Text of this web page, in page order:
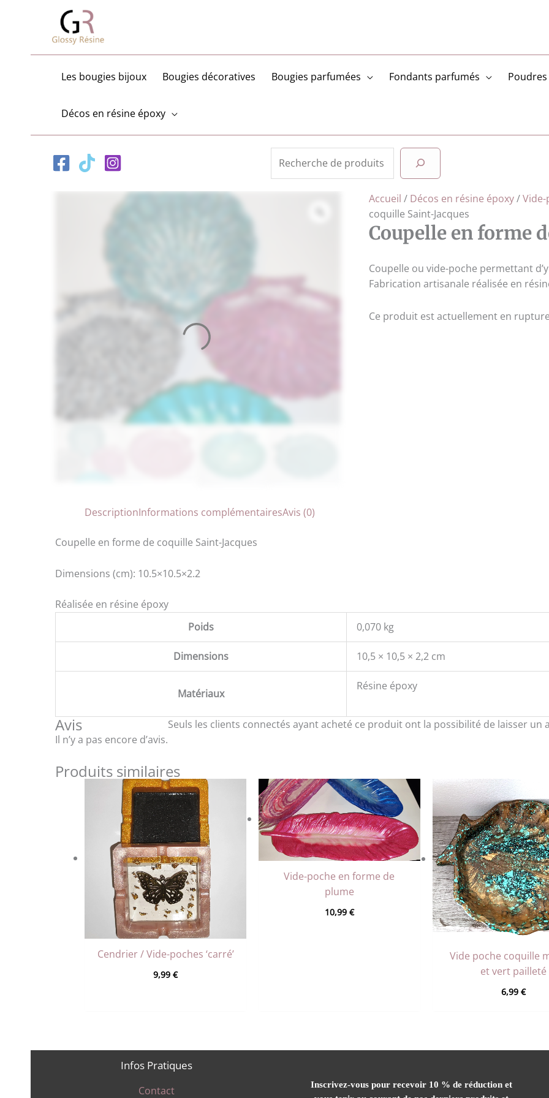
contenu
Les bougies bijoux Bougies décoratives Bougies parfumées Fondants parfumés
Décos en résine époxy
Accueil / Décos en résine époxy/
coquille Saint-Jacques
Coupelle en forme
Coupelle ou vide-poche permettant
Fabrication artisanale réalisée en
Ce produit est actuellement en
DescriptionInformations complémentairesAvis (0)
Coupelle en forme de coquille Saint-Jacques
Dimensions (cm): 10.5×10.5×2.2
Réalisée en résine époxy
Poids
0,070 kg
Dimensions 10,5 × 10,5 × 2,2 cm
Matériaux
Résine époxy
Avis
Il n’y a pas encore d’avis.
Seuls les clients connectés ayant acheté ce produit ont la possibilité de laisser un
Produits similaires
Cendrier / Vide-poches ‘carré’
9,99 €
Vide-poche en forme de
plume
10,99 €
Vide poche coquille
et vert pailleté
6,99 €
Infos Pratiques
Contact
Inscrivez-vous pour recevoir 10 % de réduction et